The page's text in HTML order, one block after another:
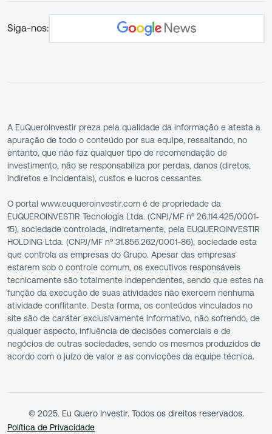
Siga-nos:
A EuQueroInvestir preza pela qualidade da informação e atesta a
apuração de todo o conteúdo por sua equipe, ressaltando, no
entanto, que não faz qualquer tipo de recomendação de
investimento, não se responsabiliza por perdas, danos (diretos,
indiretos e incidentais), custos e lucros cessantes.
O portal www.euqueroinvestir.com é de propriedade da
EUQUEROINVESTIR Tecnologia Ltda. (CNPJ/MF nº 26.114.425/0001-
15), sociedade controlada, indiretamente, pela EUQUEROINVESTIR
HOLDING Ltda. (CNPJ/MF nº 31.856.262/0001-86), sociedade esta
que controla as empresas do Grupo. Apesar das empresas
estarem sob o controle comum, os executivos responsáveis
tecnicamente são totalmente independentes, sendo que estes na
função da execução de suas atividades não exercem nenhuma
atividade conflitante. Desta forma, os conteúdos vinculados no
site são de caráter exclusivamente informativo, não sofrendo, de
qualquer aspecto, influência de decisões comerciais e de
negócios de outras sociedades, sendo os mesmos produzidos de
acordo com o juízo de valor e as convicções da equipe técnica.
© 2025. Eu Quero Investir. Todos os direitos reservados.
Política de Privacidade